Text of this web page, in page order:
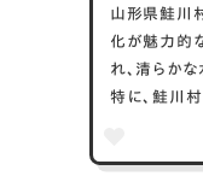
山形県鮭川
化が魅力的
れ、清らか
特に、鮭川